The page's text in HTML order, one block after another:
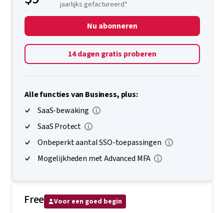
$9.00 gebruiker/maand
jaarlijks gefactureerd*
Nu abonneren
14 dagen gratis proberen
Mogelijkheden met Advanced MFA